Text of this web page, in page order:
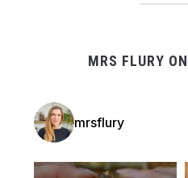
MRS FLURY
mrsflury